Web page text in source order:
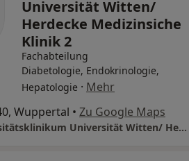
Universität Witten/
Herdecke Medizinsiche
Klinik 2
Fachabteilung
Diabetologie, Endokrinologie,
Hepatologie · Mehr
Wuppertal • Zu Google Maps
Helios Universitätsklinikum Universität Witten/ Herdecke Medizinsiche Klinik 2